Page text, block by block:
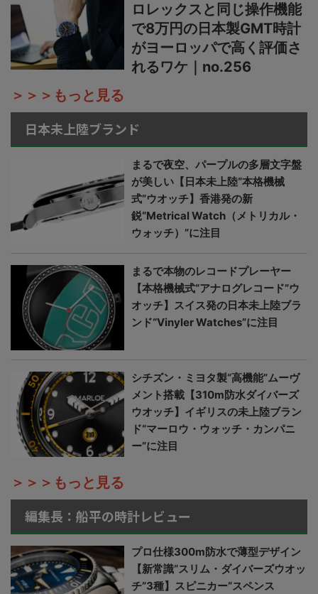
ロレックスと同じ操作機能
で8万円の日本製GMT時計
がヨーロッパで高く評価さ
れるワケ｜no.256
＞＞＞もっと見る
日本未上陸ブランド
まるで夜空、パープルの多層文字盤
が美しい【日本未上陸“本格機械
式”ウオッチ】香港発の新
鋭“Metrical Watch（メトリカル・
ウォッチ）”に注目
まるで本物のレコードプレーヤー
【本格機械式“アナログレコード”ウ
オッチ】スイス発の日本未上陸ブラ
ンド“Vinyler Watches”に注目
シチズン・ミヨタ製“高機能”ムーヴ
メント搭載【310m防水ダイバーズ
ウオッチ】イギリスの未上陸ブラン
ド“マーロウ・ウォッチ・カンパニ
ー”に注目
＞＞＞もっと見る
編集長：船平の時計レビュー
プロ仕様300m防水で薄型デザイン
【新常識“スリム・ダイバーズウオッ
チ”3種】スピニカー“スペンス